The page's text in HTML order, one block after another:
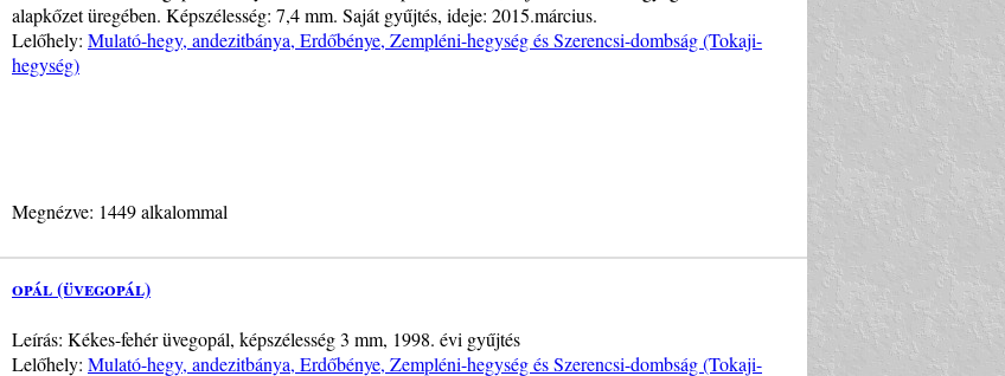
alapkőzet üregében. Képszélesség: 7,4 mm. Saját gyűjtés, ideje: 2015.március.
Lelőhely: Mulató-hegy, andezitbánya, Erdőbénye, Zempléni-hegység és Szerencsi-dombság (Tokaji-
hegység)
Megnézve: 1449 alkalommal
opál (üvegopál)
Leírás: Kékes-fehér üvegopál, képszélesség 3 mm, 1998. évi gyűjtés
Lelőhely: Mulató-hegy, andezitbánya, Erdőbénye, Zempléni-hegység és Szerencsi-dombság (Tokaji-